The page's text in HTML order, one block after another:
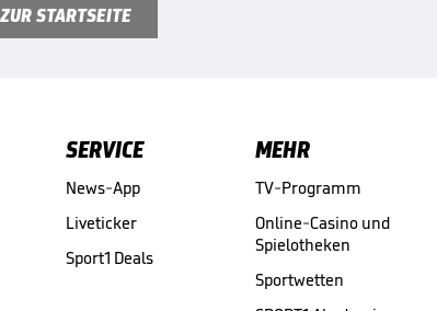
ZUR STARTSEITE
SERVICE
News-App
Liveticker
Sport1 Deals
MEHR
TV-Programm
Online-Casino und
Spielotheken
Sportwetten